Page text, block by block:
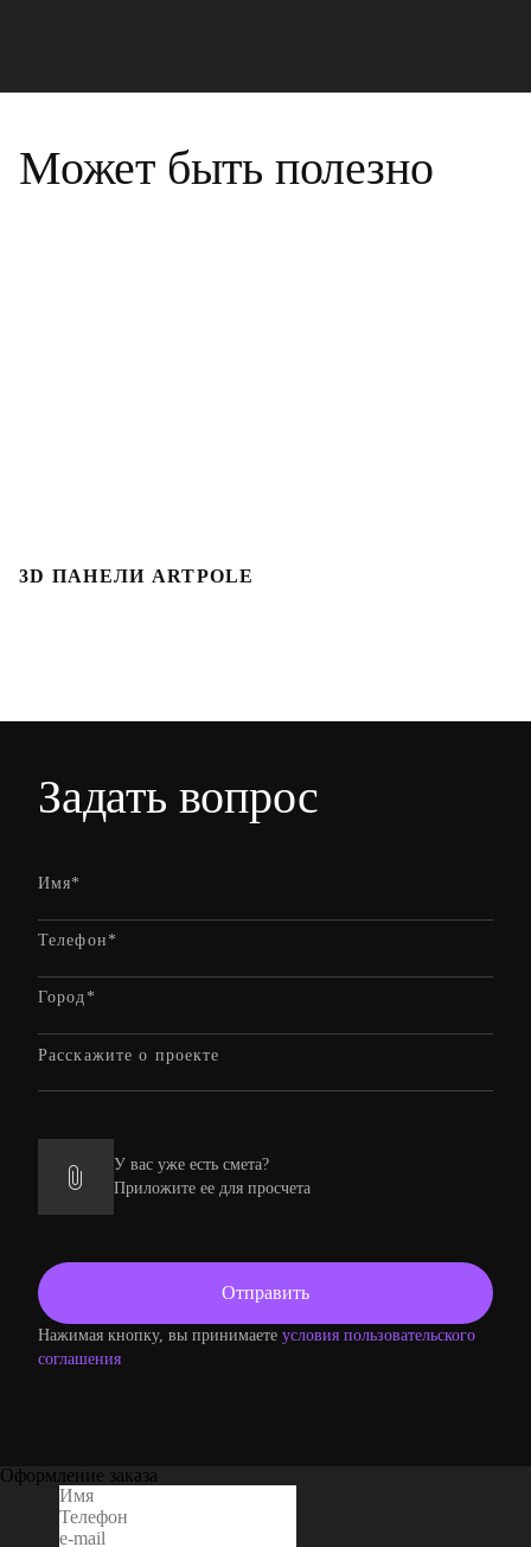
Может быть полезно
3D ПАНЕЛИ ARTPOLE
Задать вопрос
У вас уже есть смета?
Приложите ее для просчета
Нажимая кнопку, вы принимаете условия пользовательского
соглашения
Оформление заказа